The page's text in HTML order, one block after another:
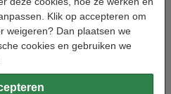
Klik op accepteren om
weigeren? Dan plaatsen we
cookies en gebruiken we